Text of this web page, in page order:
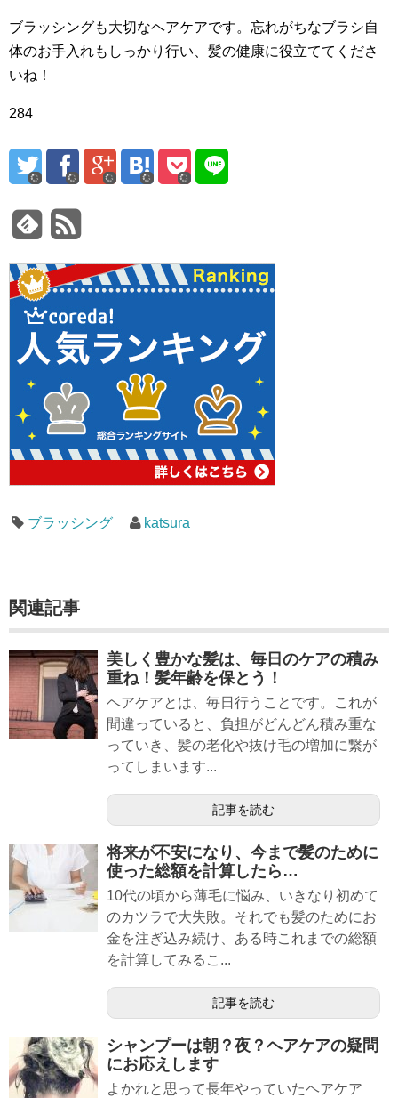
ブラッシングも大切なヘアケアです。忘れがちなブラシ自
体のお手入れもしっかり行い、髪の健康に役立ててくださ
いね！
284
ブラッシング katsura
関連記事
美しく豊かな髪は、毎日のケアの積み
重ね！髪年齢を保とう！
ヘアケアとは、毎日行うことです。これが
間違っていると、負担がどんどん積み重な
っていき、髪の老化や抜け毛の増加に繋が
ってしまいます...
記事を読む
将来が不安になり、今まで髪のために
使った総額を計算したら…
10代の頃から薄毛に悩み、いきなり初めて
のカツラで大失敗。それでも髪のためにお
金を注ぎ込み続け、ある時これまでの総額
を計算してみるこ...
記事を読む
シャンプーは朝？夜？ヘアケアの疑問
にお応えします
よかれと思って長年やっていたヘアケア